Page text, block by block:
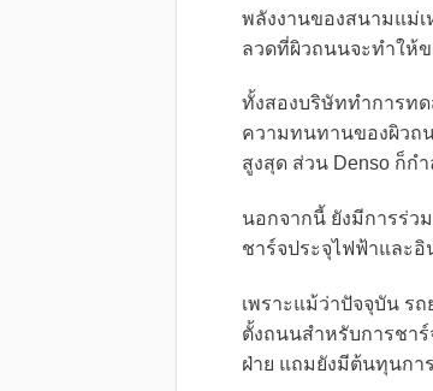
พลังงานของสนามแม่
ลวดที่ผิวถนนจะทำให้
ทั้งสองบริษัททำการทด
ความทนทานของผิวถ
สูงสุด ส่วน Denso ก็
นอกจากนี้ ยังมีการร่ว
ชาร์จประจุไฟฟ้าและอิ
เพราะแม้ว่าปัจจุบัน ร
ตั้งถนนสำหรับการชาร์
ฝ่าย แถมยังมีต้นทุนกา